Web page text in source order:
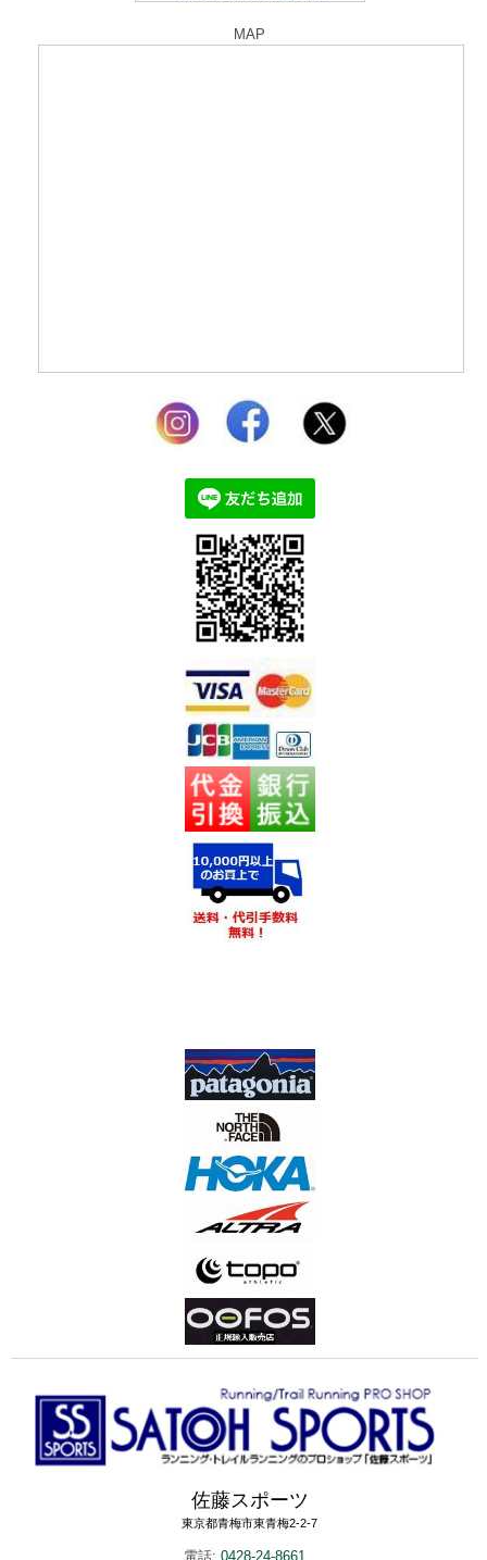
MAP
佐藤スポーツ
東京都青梅市東青梅2-2-7
電話: 0428-24-8661